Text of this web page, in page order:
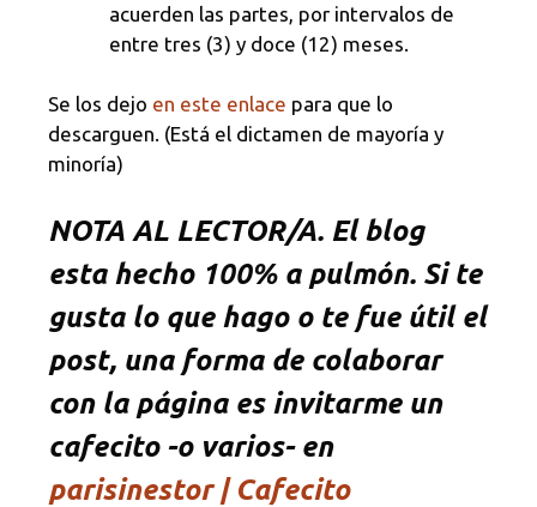
acuerden las partes, por intervalos de
entre tres (3) y doce (12) meses.
Se los dejo en este enlace para que lo
descarguen. (Está el dictamen de mayoría y
minoría)
NOTA AL LECTOR/A. El blog
esta hecho 100% a pulmón. Si te
gusta lo que hago o te fue útil el
post, una forma de colaborar
con la página es invitarme un
cafecito -o varios- en
parisinestor | Cafecito